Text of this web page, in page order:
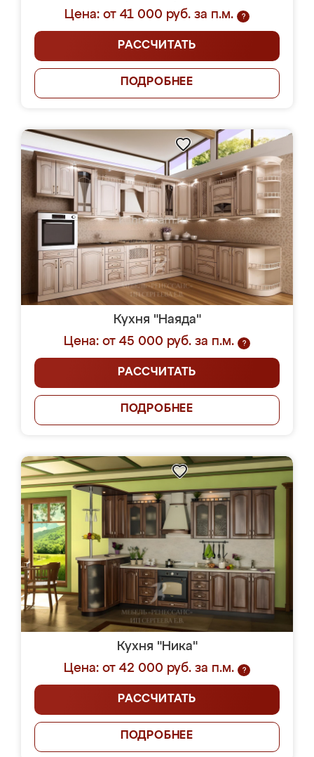
Цена: от 41 000 руб. за п.м.
?
РАССЧИТАТЬ
ПОДРОБНЕЕ
Кухня "Наяда"
Цена: от 45 000 руб. за п.м.
?
РАССЧИТАТЬ
ПОДРОБНЕЕ
Кухня "Ника"
Цена: от 42 000 руб. за п.м.
?
РАССЧИТАТЬ
ПОДРОБНЕЕ